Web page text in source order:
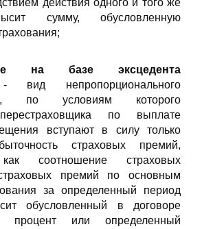
действия одного и того же
сумму, обусловленную
на базе эксцедента
непропорционального
по условиям которого
перестраховщика по выплате
вступают в силу только
страховых премий,
соотношение страховых
премий по основным
за определенный период
обусловленный в договоре
процент или определенный